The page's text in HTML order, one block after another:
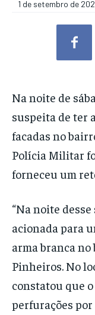
1 de setembro de
Na noite de
suspeita de ter
facadas no
Polícia Militar
forneceu um
“Na noite
acionada para
arma branca
Pinheiros. No
constatou que
perfurações por